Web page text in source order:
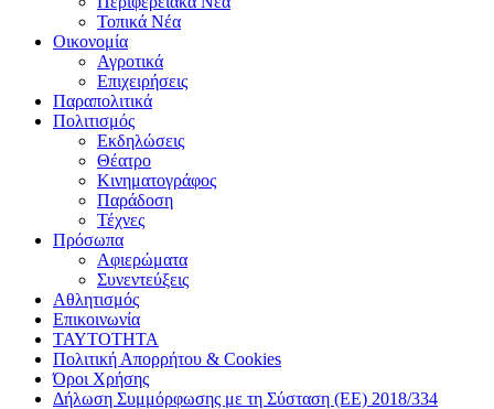
Τοπικά Νέα
Οικονομία
Αγροτικά
Επιχειρήσεις
Παραπολιτικά
Πολιτισμός
Εκδηλώσεις
Θέατρο
Κινηματογράφος
Παράδοση
Τέχνες
Πρόσωπα
Αφιερώματα
Συνεντεύξεις
Αθλητισμός
Επικοινωνία
ΤΑΥΤΟΤΗΤΑ
Πολιτική Απορρήτου & Cookies
Όροι Χρήσης
Δήλωση Συμμόρφωσης με τη Σύσταση (ΕΕ) 2018/334